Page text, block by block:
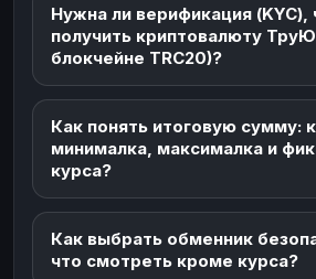
Нужна ли верификация (KYC),
получить криптовалюту
блокчейне TRC20)?
Как понять итоговую сумму:
минималка, максималка и
курса?
Как выбрать обменник
что смотреть кроме курса?